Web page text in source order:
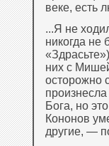
веке, есть
...Я не
никогда не
них с
осторожно
Бога, но
Кононов
другие, —